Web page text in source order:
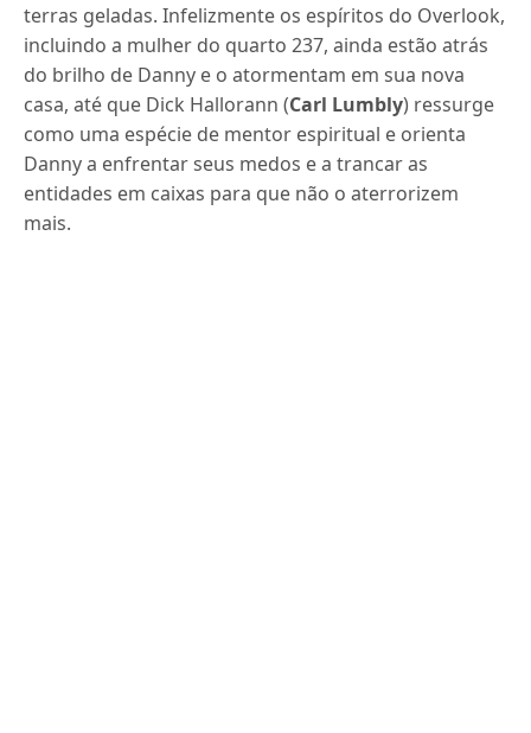
terras geladas. Infelizmente os espíritos do Overlook,
incluindo a mulher do quarto 237, ainda estão atrás
do brilho de Danny e o atormentam em sua nova
casa, até que Dick Hallorann (Carl Lumbly) ressurge
como uma espécie de mentor espiritual e orienta
Danny a enfrentar seus medos e a trancar as
entidades em caixas para que não o aterrorizem
mais.